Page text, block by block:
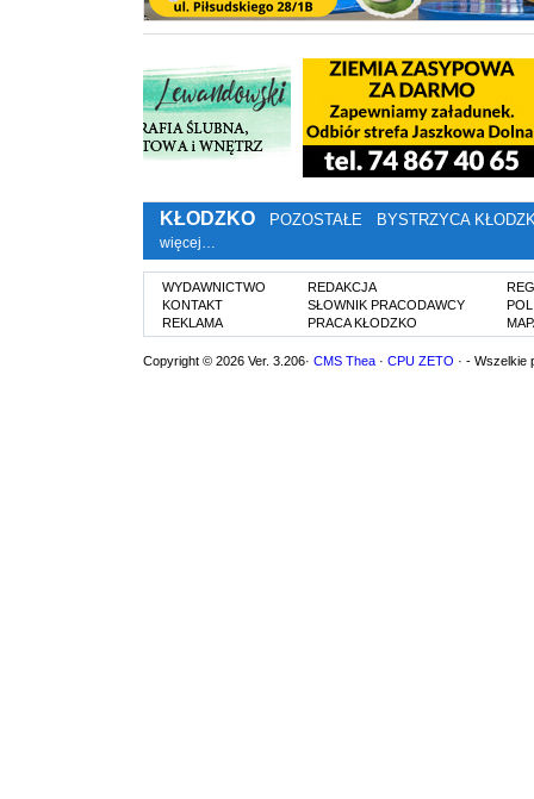
KŁODZKO POZOSTAŁE BYSTRZYCA
więcej…
WYDAWNICTWO
KONTAKT
REKLAMA
REDAKCJA
SŁOWNIK PRACODAWCY
PRACA KŁODZKO
Copyright © 2026 Ver. 3.206· CMS Thea · CPU ZETO · - Wszelkie